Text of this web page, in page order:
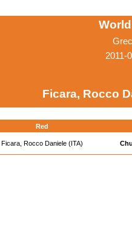
2011-
Ficara, Rocco
Red
Ficara, Rocco Daniele (ITA)